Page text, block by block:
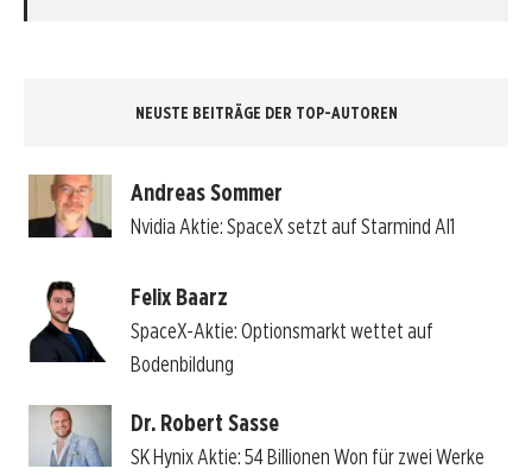
NEUSTE BEITRÄGE DER TOP-AUTOREN
Andreas Sommer
Nvidia Aktie: SpaceX setzt auf Starmind AI1
Felix Baarz
SpaceX-Aktie: Optionsmarkt wettet auf
Bodenbildung
Dr. Robert Sasse
SK Hynix Aktie: 54 Billionen Won für zwei Werke